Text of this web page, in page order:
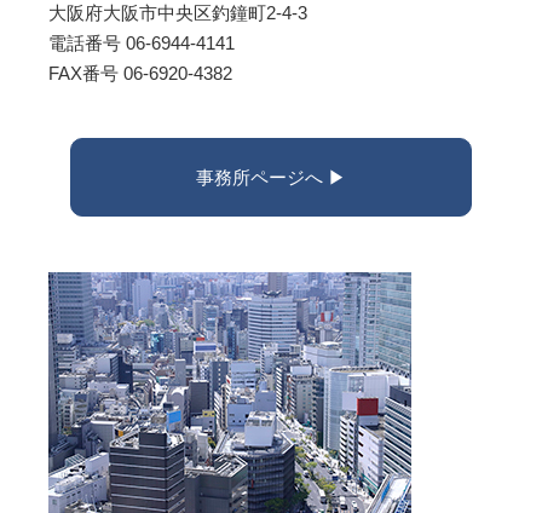
大阪府大阪市中央区釣鐘町2-4-3
電話番号 06-6944-4141
FAX番号 06-6920-4382
事務所ページへ ▶︎